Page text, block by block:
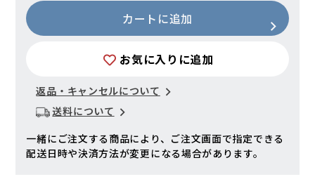
カートに追加
お気に入りに追加
返品・キャンセルについて
送料について
一緒にご注文する商品により、ご注文画面で指定できる
配送日時や決済方法が変更になる場合があります。